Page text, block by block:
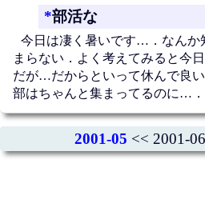
*部活な
今日は凄く暑いです…．なんか
まらない．よく考えてみると今
だが…だからといって休んで良
部はちゃんと集まってるのに…．
2001-05 << 2001-